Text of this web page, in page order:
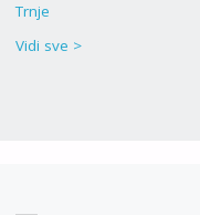
Trnje
Vidi sve >